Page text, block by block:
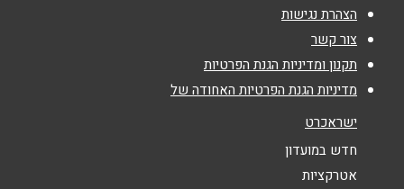
נושא*
אנא חזרו אלי בקשר ל...
הצהרת נגישות
צור קשר
תקנון ומדיניות הגנת הפרטיות
מדיניות הגנת הפרטיות האחודה של
ישראכרט
חדש במועדון
אטרקציות